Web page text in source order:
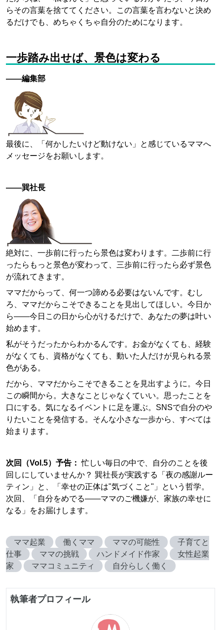
らその言葉を捨ててください。この言葉を言わないと決め
るだけでも、めちゃくちゃ自分のためになります。
一歩踏み出せば、景色は変わる
——編集部
最後に、「何かしたいけど動けない」と感じているママへ
メッセージをお願いします。
——巽社長
絶対に、一歩前に行ったら景色は変わります。二歩前に行
ったらもっと景色が変わって、三歩前に行ったら必ず景色
が流れてきます。
ママだからって、何一つ諦める必要はないんです。むし
ろ、ママだからこそできることを見出してほしい。今日か
ら——今日この日から心がけるだけで、あなたの夢は叶い
始めます。
私がそうだったからわかるんです。お金がなくても、経験
がなくても、資格がなくても、動いた人だけが見られる景
色がある。
だから、ママだからこそできることを見出すように。今日
この瞬間から。大きなことじゃなくていい。思ったことを
口にする。気になるイベントに足を運ぶ。SNSで自分のや
りたいことを発信する。そんな小さな一歩から、すべては
始まります。
次回（Vol.5）予告： 忙しい毎日の中で、自分のことを後
回しにしていませんか？ 巽社長が実践する「夜の感謝ルー
ティン」と、「幸せの正体は"気づくこと"」という哲学。
次回、「自分をめでる——ママのご機嫌が、家族の幸せに
なる」をお届けします。
ママ起業 働くママ ママの可能性
子育てと
仕事
ママの挑戦 ハンドメイド作家
女性起業
家
ママコミュニティ 自分らしく働く
執筆者プロフィール